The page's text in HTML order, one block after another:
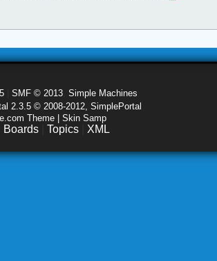
SMF © 2013 Simple Machines
2.3.5 © 2008-2012, SimplePortal
Theme | Skin Samp
Boards Topics XML